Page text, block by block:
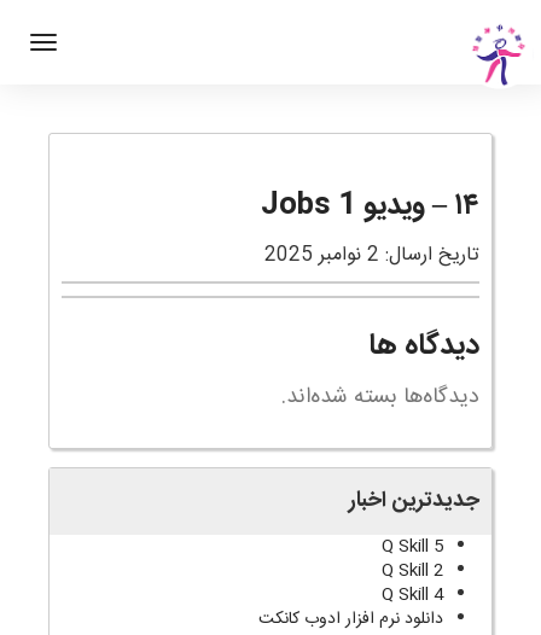
۱۴ – ویدیو Jobs 1
تاریخ ارسال: 2 نوامبر 2025
دیدگاه ها
دیدگاه‌ها بسته شده‌اند.
جدیدترین اخبار
Q Skill 5
Q Skill 2
Q Skill 4
دانلود نرم افزار ادوب کانکت